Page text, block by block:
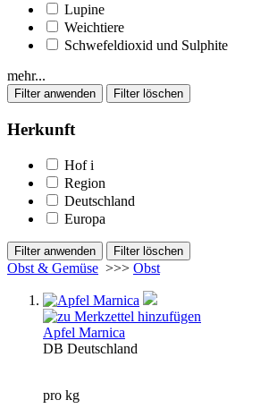
Lupine
Weichtiere
Schwefeldioxid und Sulphite
mehr...
Herkunft
Hof i
Region
Deutschland
Europa
Obst & Gemüse >>> Obst
Apfel Marnica
DB Deutschland
pro kg